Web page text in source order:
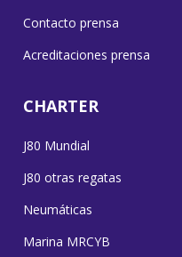
Contacto prensa
Acreditaciones prensa
CHARTER
J80 Mundial
J80 otras regatas
Neumáticas
Marina MRCYB